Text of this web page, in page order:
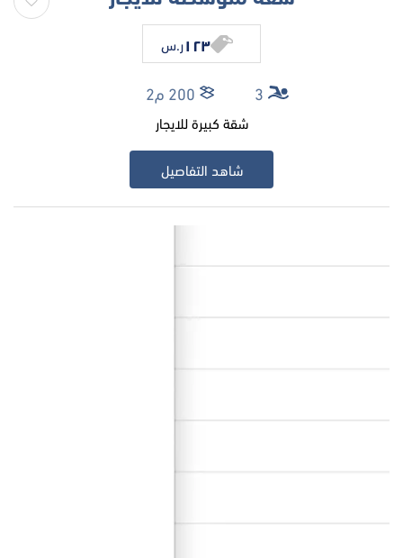
١٢٣ر.س
3 200 م2
شقة كبيرة للايجار
شاهد التفاصيل